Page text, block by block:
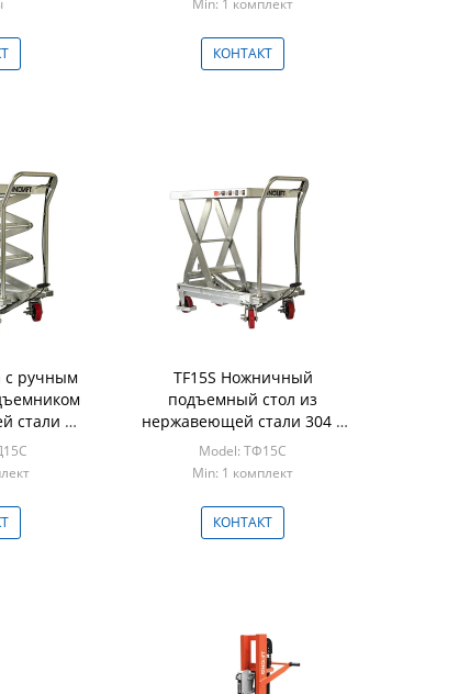
Min: 1 комплект
КОНТАКТ
с ручным
стали —
TF15S Ножничный
подъемный стол из
нержавеющей стали 304 |
Ручная гидравлическая
тележка
Model: ТФ15С
Min: 1 комплект
КОНТАКТ